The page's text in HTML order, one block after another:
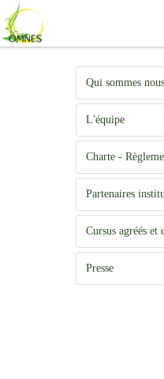
Qui sommes
L'équipe
Charte -
Partenaires
Cursus agréés et
Presse